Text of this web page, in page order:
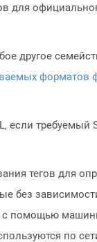
для
другое
форматов
если требуемый
тегов для
без
с помощью
по